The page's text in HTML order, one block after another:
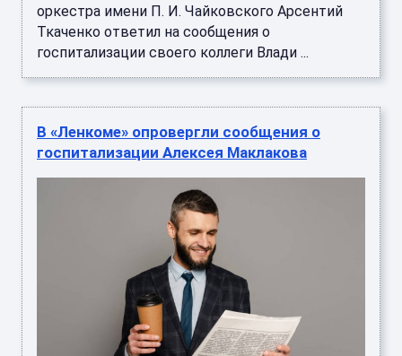
оркестра имени П. И. Чайковского Арсентий
Ткаченко ответил на сообщения о
госпитализации своего коллеги Влади ...
В «Ленкоме» опровергли сообщения о
госпитализации Алексея Маклакова